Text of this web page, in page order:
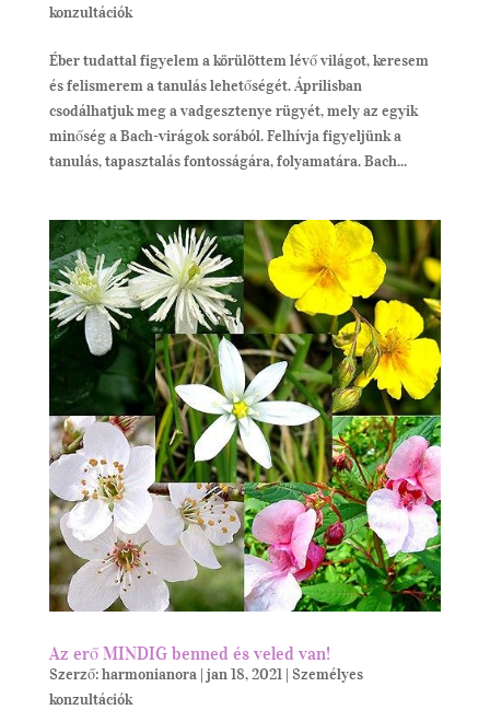
konzultációk
Éber tudattal figyelem a körülöttem lévő világot, keresem
és felismerem a tanulás lehetőségét. Áprilisban
csodálhatjuk meg a vadgesztenye rügyét, mely az egyik
minőség a Bach-virágok sorából. Felhívja figyeljünk a
tanulás, tapasztalás fontosságára, folyamatára. Bach...
Az erő MINDIG benned és veled van!
Szerző:harmonianora| jan 18, 2021| Személyes
konzultációk